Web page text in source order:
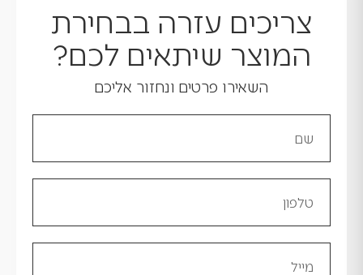
צריכים עזרה בבחירת
המוצר שיתאים לכם?
השאירו פרטים ונחזור אליכם